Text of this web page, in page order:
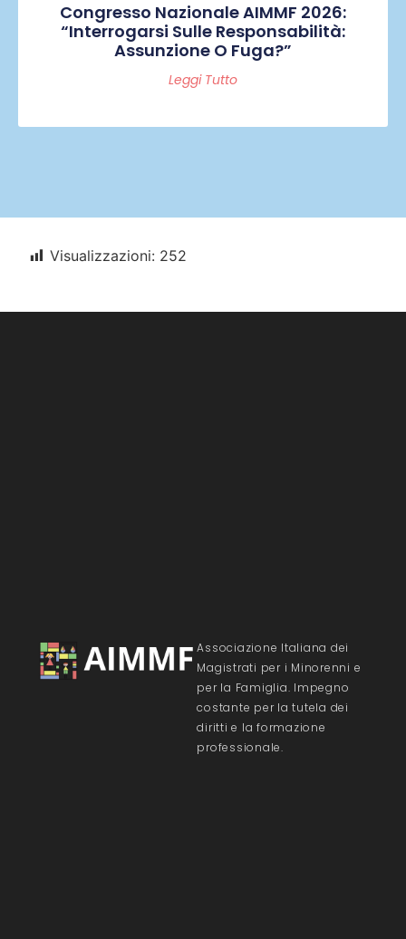
Congresso Nazionale AIMMF 2026:
“Interrogarsi Sulle Responsabilità:
Assunzione O Fuga?”
Leggi Tutto
Visualizzazioni: 252
Associazione Italiana dei
Magistrati per i Minorenni e
per la Famiglia. Impegno
costante per la tutela dei
diritti e la formazione
professionale.